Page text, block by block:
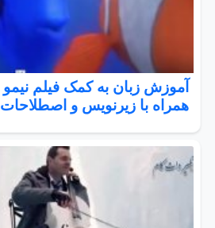
آموزش زبان به کمک فیلم نیمو
همراه با زیرنویس و اصطلاحات